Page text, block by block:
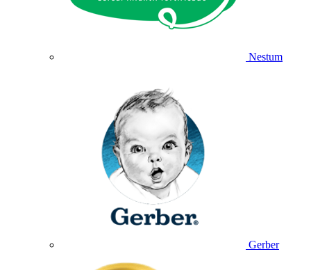
Nestum
Gerber